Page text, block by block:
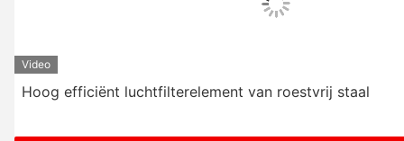
van roestvrij staal